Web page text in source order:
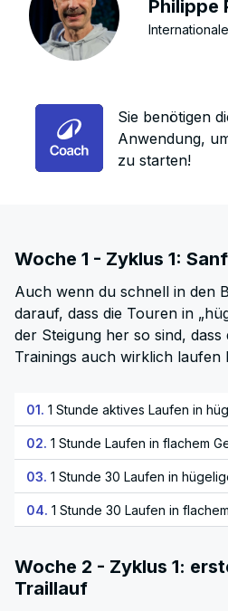
Philippe
Sie benötigen
Anwendung,
zu starten!
Woche 1 - Zyklus 1:
Auch wenn du schnell in den
darauf, dass die Touren in
der Steigung her so sind, dass
Trainings auch wirklich laufen
01. 1 Stunde aktives Laufen in
02. 1 Stunde Laufen in flachem
03. 1 Stunde 30 Laufen in
04. 1 Stunde 30 Laufen in
Woche 2 - Zyklus 1:
Traillauf